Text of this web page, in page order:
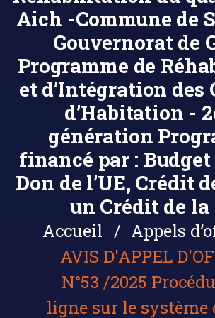
Aich -Commune de
Gouvernorat de
Programme de
et d’Intégration des
d’Habitation -
génération
financé par : Budget
Don de l’UE, Crédit
un Crédit de la
Accueil
Appels
AVIS D'APPEL
N°53 /2025
ligne sur le système